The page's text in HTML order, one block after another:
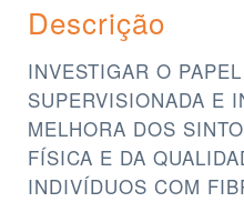
Descrição
INVESTIGAR O
SUPERVISIONADA E
MELHORA DOS
FÍSICA E DA
INDIVÍDUOS COM